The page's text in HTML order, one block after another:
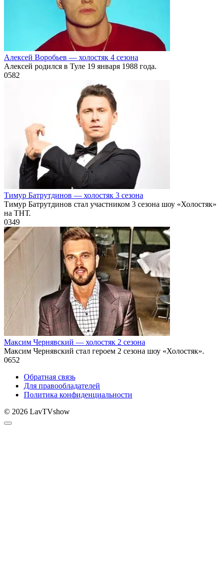
Алексей Воробьев — холостяк 4 сезона
Алексей родился в Туле 19 января 1988 года.
0582
Тимур Батрутдинов — холостяк 3 сезона
Тимур Батрутдинов стал участником 3 сезона шоу «Холостяк»
на ТНТ.
0349
Максим Чернявский — холостяк 2 сезона
Максим Чернявский стал героем 2 сезона шоу «Холостяк».
0652
Обратная связь
Для правообладателей
Политика конфиденциальности
© 2026 LavTVshow